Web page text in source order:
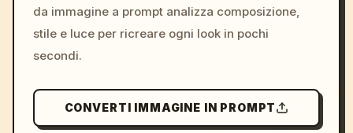
da immagine a prompt analizza composizione,
stile e luce per ricreare ogni look in pochi
secondi.
CONVERTI IMMAGINE IN PROMPT